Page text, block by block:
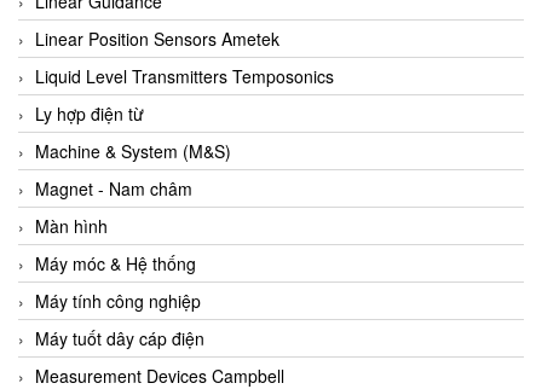
Axiomtek
AZBIL
B&C Electronics
B&R
Babcok wilcox
Baelz Automatic Vietnam
Bahr Modultechnik Vietnam
Balluff
BamBo Vietnam
Barel Vietnam
Linear Position Sensors Ametek
Liquid Level Transmitters Temposonics
Ly hợp điện từ
Machine & System (M&S)
Magnet - Nam châm
Màn hình
Máy móc & Hệ thống
Máy tính công nghiệp
Máy tuốt dây cáp điện
Measurement Devices Campbell